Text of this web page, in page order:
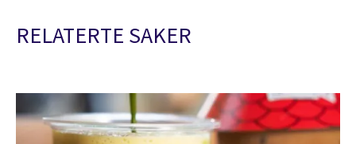
RELATERTE SAKER